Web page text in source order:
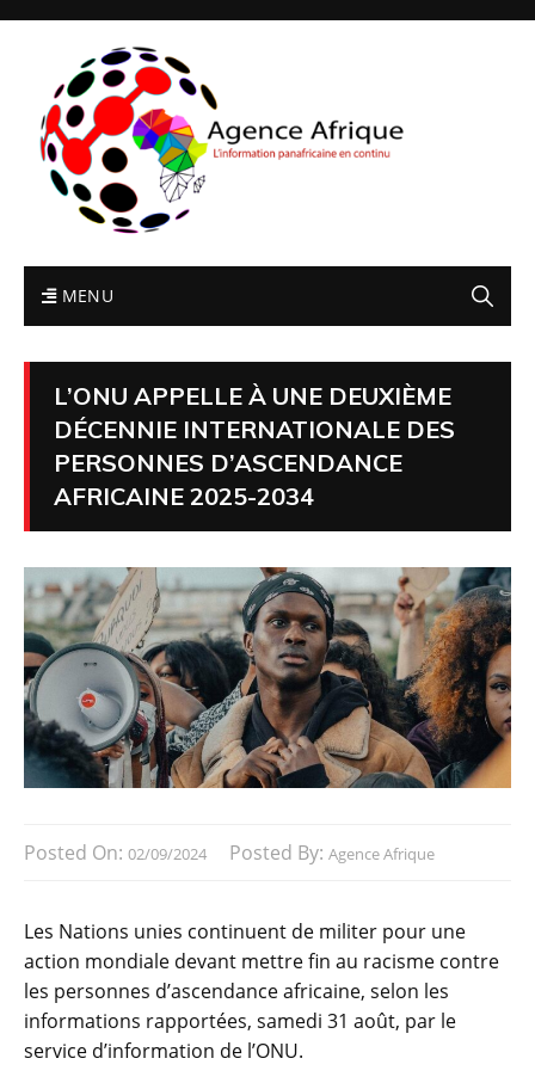
MENU
L’ONU APPELLE À UNE DEUXIÈME
DÉCENNIE INTERNATIONALE DES
PERSONNES D’ASCENDANCE
AFRICAINE 2025-2034
Posted On: 02/09/2024 Posted By: Agence Afrique
Les Nations unies continuent de militer pour une
action mondiale devant mettre fin au racisme contre
les personnes d’ascendance africaine, selon les
informations rapportées, samedi 31 août, par le
service d’information de l’ONU.